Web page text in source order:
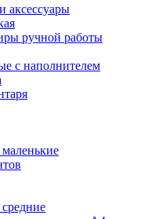
аксессуары
ручной работы
с наполнителем